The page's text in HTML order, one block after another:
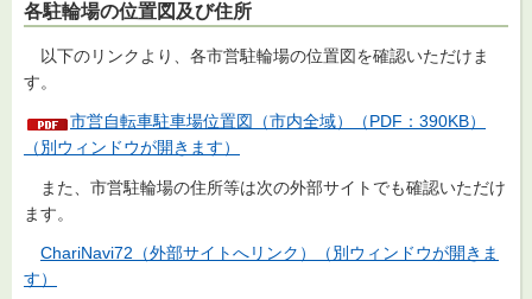
各駐輪場の位置図及び住所
以下のリンクより、各市営駐輪場の位置図を確認いただけま
す。
市営自転車駐車場位置図（市内全域）（PDF：390KB）
（別ウィンドウが開きます）
また、市営駐輪場の住所等は次の外部サイトでも確認いただけ
ます。
ChariNavi72（外部サイトへリンク）（別ウィンドウが開きま
す）